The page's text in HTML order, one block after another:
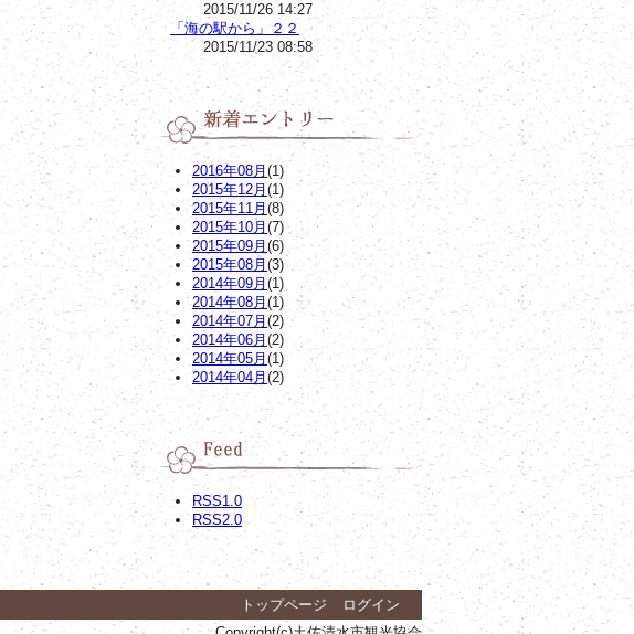
2015/11/26 14:27
「海の駅から」２２
2015/11/23 08:58
2016年08月 (1)
2015年12月 (1)
2015年11月 (8)
2015年10月 (7)
2015年09月(6)
2015年08月 (3)
2014年09月 (1)
2014年08月 (1)
2014年07月 (2)
2014年06月 (2)
2014年05月 (1)
2014年04月 (2)
RSS1.0
RSS2.0
トップページ
ログイン